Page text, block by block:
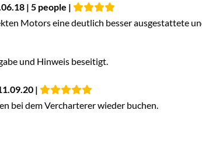
| 5 people |
Motors eine deutlich besser ausgestattete
und Hinweis beseitigt.
|
bei dem Vercharterer wieder buchen.